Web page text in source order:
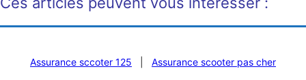
Assurance sccoter 125 Assurance scooter pas cher